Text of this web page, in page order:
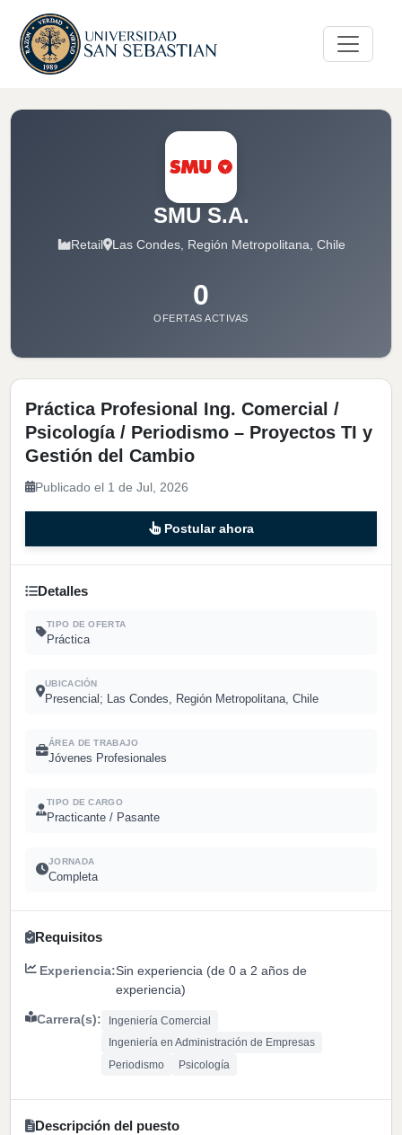
SMU S.A.
Retail Las Condes, Región Metropolitana, Chile
0
OFERTAS ACTIVAS
Práctica Profesional Ing. Comercial /
Psicología / Periodismo – Proyectos TI y
Gestión del Cambio
Publicado el 1 de Jul, 2026
Postular ahora
Detalles
TIPO DE OFERTA
Práctica
UBICACIÓN
Presencial; Las Condes, Región Metropolitana, Chile
ÁREA DE TRABAJO
Jóvenes Profesionales
TIPO DE CARGO
Practicante / Pasante
JORNADA
Completa
Requisitos
Experiencia:Sin experiencia (de 0 a 2 años de
experiencia)
Carrera(s):
Ingeniería Comercial
Ingeniería en Administración de Empresas
Periodismo
Psicología
Descripción del puesto